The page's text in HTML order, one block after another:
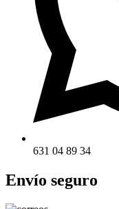
631 04 89 34‬
Envío seguro